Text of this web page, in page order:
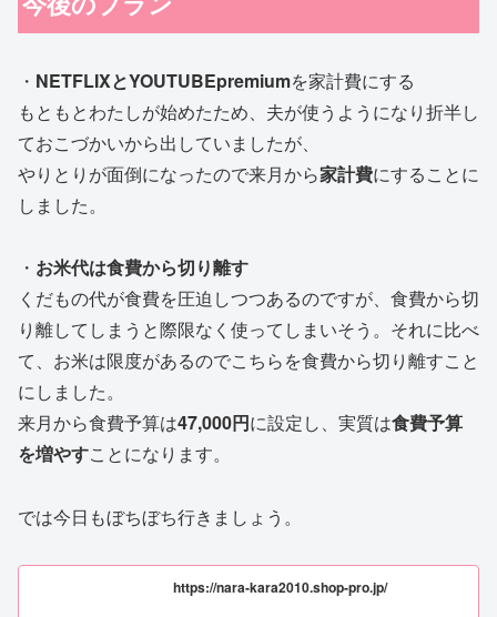
・ NETFLIXとYOUTUBEpremiumを家計費にする
もともとわたしが始めたため、夫が使うようになり折半し
ておこづかいから出していましたが、
やりとりが面倒になったので来月から家計費にすることに
しました。
・ お米代は食費から切り離す
くだもの代が食費を圧迫しつつあるのですが、食費から切
り離してしまうと際限なく使ってしまいそう。それに比べ
て、お米は限度があるのでこちらを食費から切り離すこと
にしました。
来月から食費予算は47,000円に設定し、実質は食費予算
を増やすことになります。
では今日もぼちぼち行きましょう。
https://nara-kara2010.shop-pro.jp/